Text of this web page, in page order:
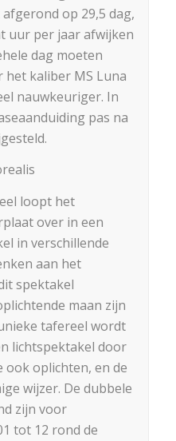
op 29,5 dag,
uur per jaar afwijken
dag moeten
het kaliber MS Luna
nauwkeuriger. In
pas na
loopt het
over in een
in verschillende
aan het
spektakel
maan zijn
tafereel wordt
lichtspektakel door
oplichten, en de
wijzer. De dubbele
zijn voor
tot 12 rond de